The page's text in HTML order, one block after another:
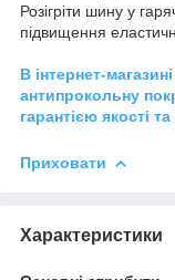
Розігріти шину у
підвищення
В інтернет-
антипрокольну
гарантією якості
Приховати
Характеристики